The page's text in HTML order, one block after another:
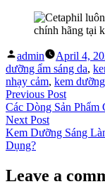
Posted
by
admin April 4,
dưỡng ẩm sáng da,
nhạy cảm, kem
Post
navigation
Previous PostPrevious
post:
Các Dòng Sản
Next PostNext
post:
Kem Dưỡng Sáng
Dụng?
Leave a